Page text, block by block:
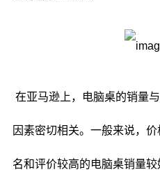
在亚马逊上，电脑桌的销量
因素密切相关。一般来说，
名和评价较高的电脑桌销量较